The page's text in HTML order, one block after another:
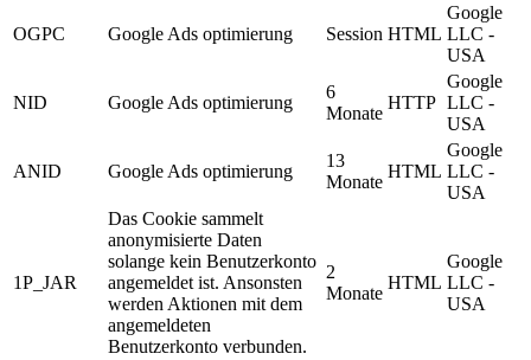
OGPC Google Ads optimierung Session HTML
Google
LLC -
USA
NID Google Ads optimierung
6
Monate
HTTP
Google
LLC -
USA
ANID Google Ads optimierung
13
Monate
HTML
Google
LLC -
USA
1P_JAR
Das Cookie sammelt
anonymisierte Daten
solange kein Benutzerkonto
angemeldet ist. Ansonsten
werden Aktionen mit dem
angemeldeten
Benutzerkonto verbunden.
2
Monate
HTML
Google
LLC -
USA